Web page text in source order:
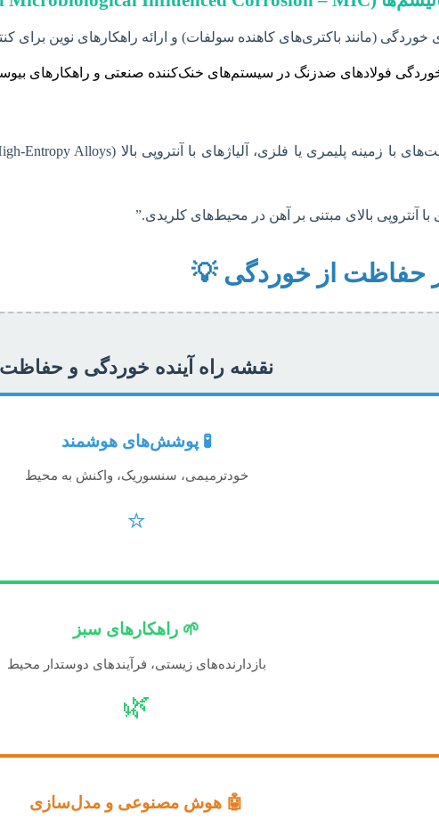
(مانند باکتری‌های کاهنده سولفات) و ارائه راهکارهای نوین
خوردگی فولادهای ضدزنگ در سیستم‌های خنک‌کننده صنعتی و راهکارهای
آنتروپی بالای مبتنی بر آهن در محیط‌های کلریدی.”
حفاظت از خوردگی 💡
نقشه راه آینده خوردگی و حفاظت
🧪 پوشش‌های هوشمند
خودترمیمی، سنسوریک، واکنش به محیط
⭐
🌱 راهکارهای سبز
بازدارنده‌های زیستی، فرآیندهای دوستدار محیط
🌿
🤖 هوش مصنوعی و مدل‌سازی